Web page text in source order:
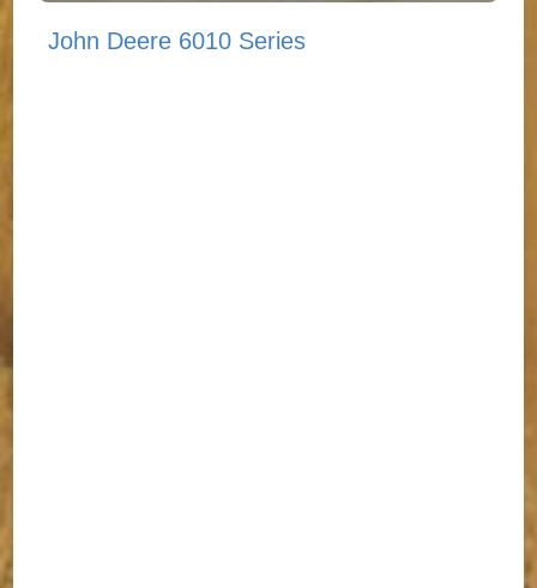
John Deere 6010 Series